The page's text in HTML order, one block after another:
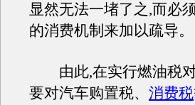
显然无法一堵了之,而必
的消费机制来加以疏导。
由此,在实行燃油税对
要对汽车购置税、 消费税